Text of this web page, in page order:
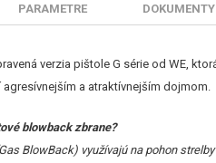
PARAMETRE DOKUMENTY
verzia pištole G série od WE,
a atraktívnejším dojmom.
blowback zbrane?
BlowBack) využívajú na pohon